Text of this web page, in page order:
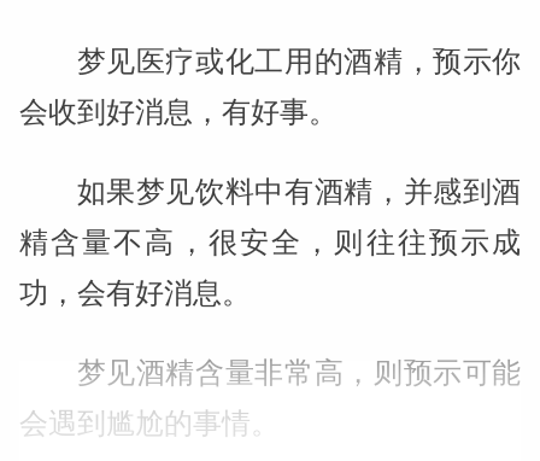
梦见医疗或化工用的酒精，预示你
会收到好消息，有好事。
如果梦见饮料中有酒精，并感到酒
精含量不高，很安全，则往往预示成
功，会有好消息。
梦见酒精含量非常高，则预示可能
会遇到尴尬的事情。